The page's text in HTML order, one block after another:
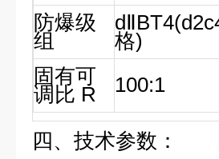
防爆级
组
格)
固有可
调比 R 100:1
四、技术参数：